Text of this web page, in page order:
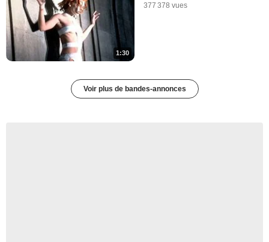
1:30
377 378 vues
Voir plus de bandes-annonces